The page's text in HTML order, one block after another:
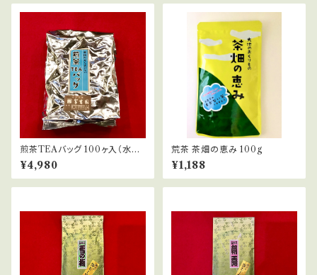
煎茶TEAバッグ 100ヶ入（水出
し/お湯出し）
¥4,980
荒茶 茶畑の恵み 100g
¥1,188